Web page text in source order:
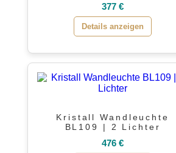
377 €
Details anzeigen
Kristall Wandleuchte
BL109 | 2 Lichter
476 €